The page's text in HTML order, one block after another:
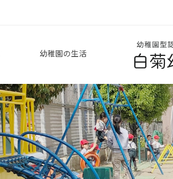
幼稚園の生活